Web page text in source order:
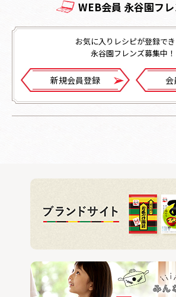
WEB会員 永谷園フ
お気に入りレシピが登録でき
永谷園フレンズ募集中！
新規会員登録 会